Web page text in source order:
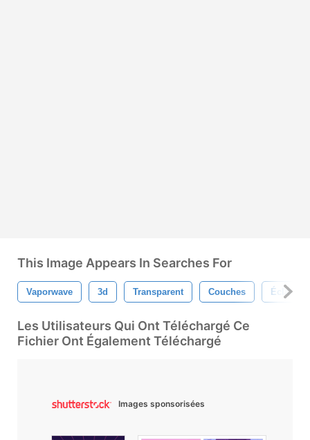
This Image Appears In Searches For
Vaporwave 3d Transparent Couches Éclat
Les Utilisateurs Qui Ont Téléchargé Ce
Fichier Ont Également Téléchargé
Images sponsorisées